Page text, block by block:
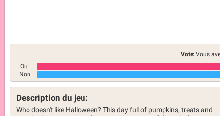
Vote: Vous
Oui
Non
Description du jeu:
Who doesn't like Halloween? This day full of pumpkins, treats and